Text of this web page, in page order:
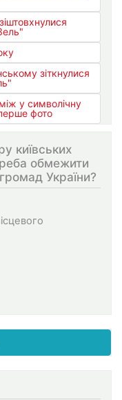
зіткнулися
у символічну
фото
київських
обмежити
України?